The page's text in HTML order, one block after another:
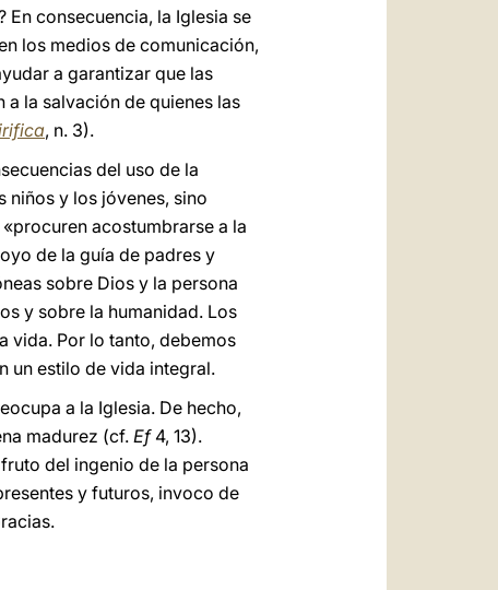
En consecuencia, la Iglesia se
los medios de comunicación,
a garantizar que las
la salvación de quienes las
, n. 3).
del uso de la
y los jóvenes, sino
acostumbrarse a la
de la guía de padres y
sobre Dios y la persona
y sobre la humanidad. Los
vida. Por lo tanto, debemos
un estilo de vida integral.
a la Iglesia. De hecho,
madurez (cf. Ef4, 13).
del ingenio de la persona
y futuros, invoco de